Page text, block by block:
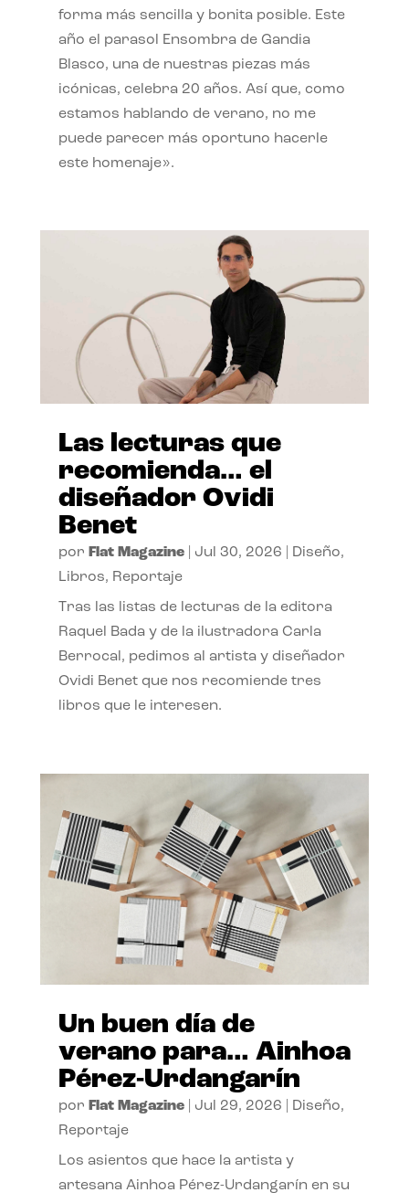
forma más sencilla y bonita posible. Este
año el parasol Ensombra de Gandia
Blasco, una de nuestras piezas más
icónicas, celebra 20 años. Así que, como
estamos hablando de verano, no me
puede parecer más oportuno hacerle
este homenaje».
Las lecturas que
recomienda… el
diseñador Ovidi
Benet
por Flat Magazine| Jul 30, 2026 Diseño,
Libros, Reportaje
Tras las listas de lecturas de la editora
Raquel Bada y de la ilustradora Carla
Berrocal, pedimos al artista y diseñador
Ovidi Benet que nos recomiende tres
libros que le interesen.
Un buen día de
verano para… Ainhoa
Pérez-Urdangarín
por Flat Magazine| Jul 29, 2026 Diseño,
Reportaje
Los asientos que hace la artista y
artesana Ainhoa Pérez-Urdangarín en su